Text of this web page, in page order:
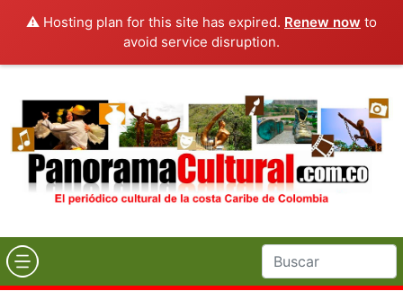
⚠️ Hosting plan for this site has expired. Renew now to
avoid service disruption.